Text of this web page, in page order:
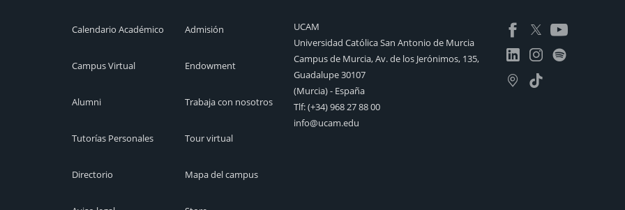
Calendario Académico
Campus Virtual
Alumni
Tutorías Personales
Directorio
Admisión
Endowment
Trabaja con nosotros
Tour virtual
Mapa del campus
UCAM
Universidad Católica San Antonio de Murcia
Campus de Murcia, Av. de los Jerónimos, 135,
Guadalupe 30107
(Murcia) - España
Tlf:(+34) 968 27 88 00
info@ucam.edu